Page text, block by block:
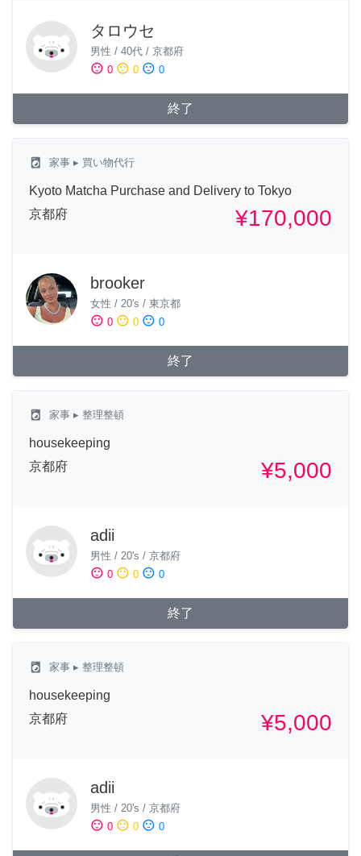
タロウセ
男性 / 40代 / 京都府
sentiment_satisfied 0 sentiment_neutral 0 sentiment_dissatisfied 0
終了
local_laundry_service 家事 ▸ 買い物代行
Kyoto Matcha Purchase and Delivery to Tokyo
京都府
¥170,000
brooker
女性 / 20's / 東京都
sentiment_satisfied 0 sentiment_neutral 0 sentiment_dissatisfied 0
終了
local_laundry_service 家事 ▸ 整理整頓
housekeeping
京都府
¥5,000
adii
男性 / 20's / 京都府
sentiment_satisfied 0 sentiment_neutral 0 sentiment_dissatisfied 0
終了
local_laundry_service 家事 ▸ 整理整頓
housekeeping
京都府
¥5,000
adii
男性 / 20's / 京都府
sentiment_satisfied 0 sentiment_neutral 0 sentiment_dissatisfied 0